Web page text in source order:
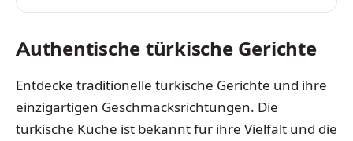
Authentische türkische Gerichte
Entdecke traditionelle türkische Gerichte und ihre
einzigartigen Geschmacksrichtungen. Die
türkische Küche ist bekannt für ihre Vielfalt und die